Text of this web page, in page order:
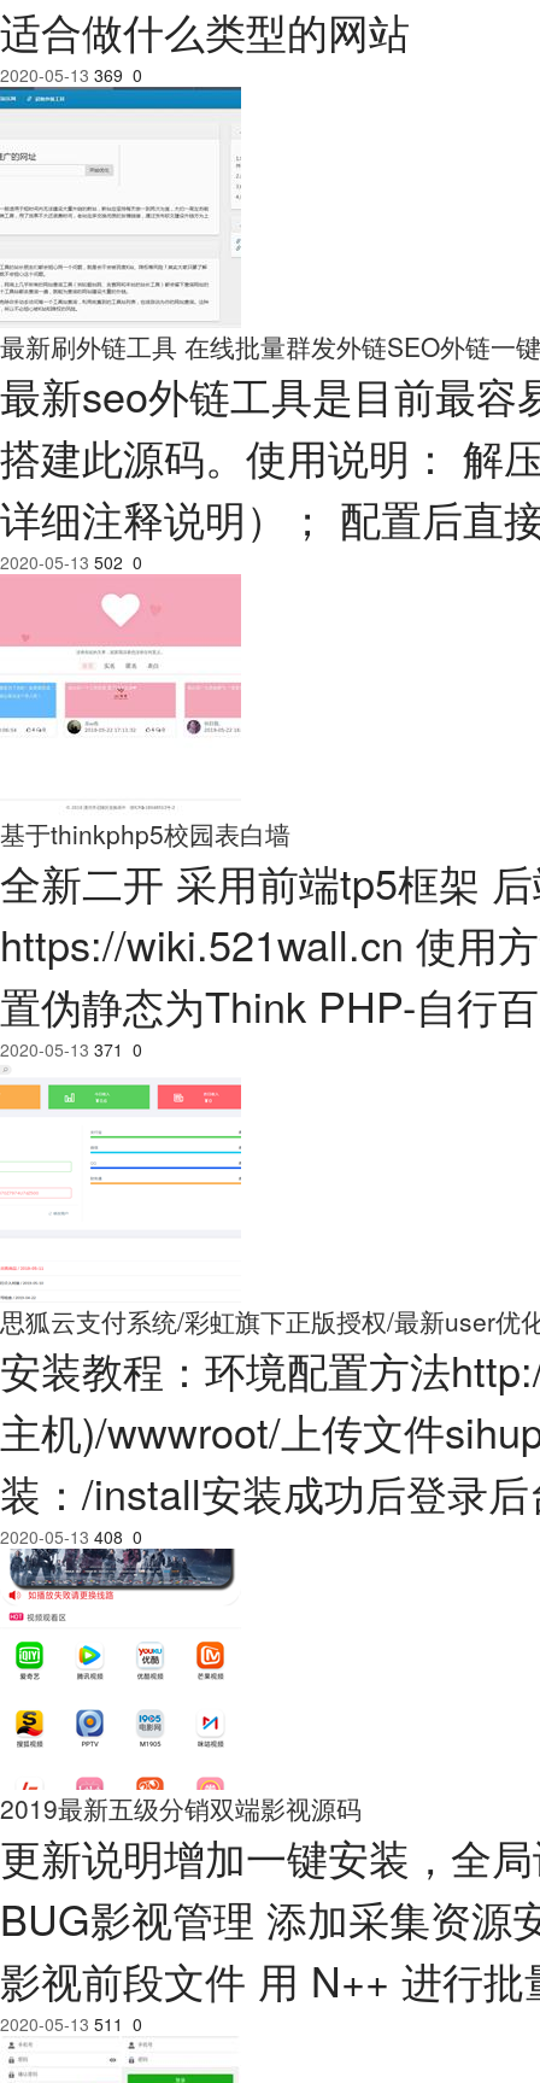
适合做什么类型的网站
2020-05-13 369 0
最新刷外链工具 在线批量群发外链SEO外链一
最新seo外链工具是目前最
搭建此源码。使用说明： 解
详细注释说明）； 配置后直
2020-05-13 502 0
基于thinkphp5校园表白墙
全新二开 采用前端tp5框架
https://wiki.521wall.cn 使用
置伪静态为Think PHP-自行
2020-05-13 371 0
思狐云支付系统/彩虹旗下正版授权/最新user优
安装教程：环境配置方法
主机)/wwwroot/上传文件
装：/install安装成功后登录
2020-05-13 408 0
2019最新五级分销双端影视源码
更新说明增加一键安装，全
BUG影视管理 添加采集资源
影视前段文件 用 N++ 进行
2020-05-13 511 0